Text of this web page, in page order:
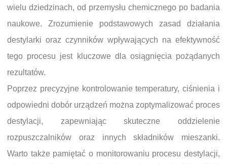
wielu dziedzinach, od przemysłu chemicznego po badania
naukowe. Zrozumienie podstawowych zasad działania
destylarki oraz czynników wpływających na efektywność
tego procesu jest kluczowe dla osiągnięcia pożądanych
rezultatów.
Poprzez precyzyjne kontrolowanie temperatury, ciśnienia i
odpowiedni dobór urządzeń można zoptymalizować proces
destylacji, zapewniając skuteczne oddzielenie
rozpuszczalników oraz innych składników mieszanki.
Warto także pamiętać o monitorowaniu procesu destylacji,